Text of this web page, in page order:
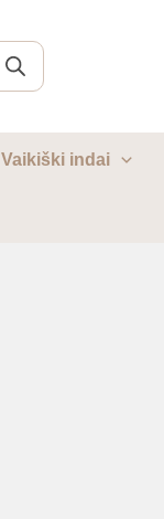
Vaikiški indai